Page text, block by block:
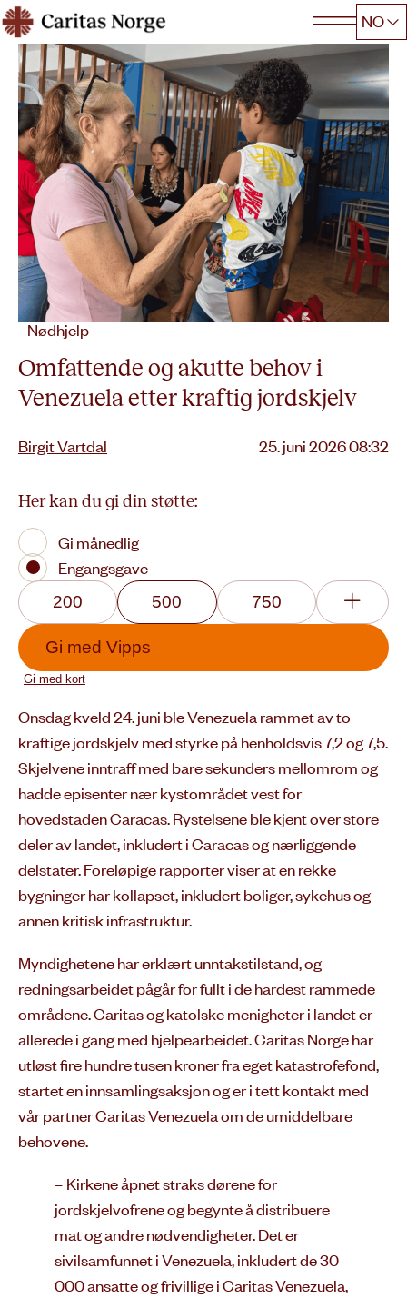
Hopp
til
innhold
Caritas
NO
Nødhjelp
Omfattende og akutte behov i
Venezuela etter kraftig jordskjelv
Birgit Vartdal
Lagt
25. juni 2026 08:32
Her kan du gi din støtte:
Gi månedlig
Engangsgave
200 500 750
Gi med Vipps
Gi med kort
Onsdag kveld 24. juni ble Venezuela rammet av to
kraftige jordskjelv med styrke på henholdsvis 7,2 og 7,5.
Skjelvene inntraff med bare sekunders mellomrom og
hadde episenter nær kystområdet vest for
hovedstaden Caracas. Rystelsene ble kjent over store
deler av landet, inkludert i Caracas og nærliggende
delstater. Foreløpige rapporter viser at en rekke
bygninger har kollapset, inkludert boliger, sykehus og
annen kritisk infrastruktur.
Myndighetene har erklært unntakstilstand, og
redningsarbeidet pågår for fullt i de hardest rammede
områdene. Caritas og katolske menigheter i landet er
allerede i gang med hjelpearbeidet. Caritas Norge har
utløst fire hundre tusen kroner fra eget katastrofefond,
startet en innsamlingsaksjon og er i tett kontakt med
vår partner Caritas Venezuela om de umiddelbare
behovene.
– Kirkene åpnet straks dørene for
jordskjelvofrene og begynte å distribuere
mat og andre nødvendigheter. Det er
sivilsamfunnet i Venezuela, inkludert de 30
000 ansatte og frivillige i Caritas Venezuela,